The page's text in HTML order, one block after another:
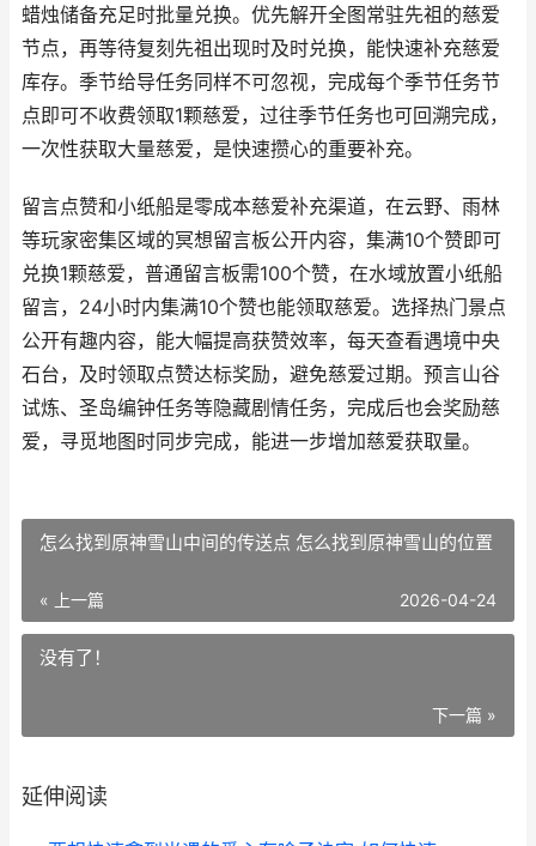
蜡烛储备充足时批量兑换。优先解开全图常驻先祖的慈爱
节点，再等待复刻先祖出现时及时兑换，能快速补充慈爱
库存。季节给导任务同样不可忽视，完成每个季节任务节
点即可不收费领取1颗慈爱，过往季节任务也可回溯完成，
一次性获取大量慈爱，是快速攒心的重要补充。
留言点赞和小纸船是零成本慈爱补充渠道，在云野、雨林
等玩家密集区域的冥想留言板公开内容，集满10个赞即可
兑换1颗慈爱，普通留言板需100个赞，在水域放置小纸船
留言，24小时内集满10个赞也能领取慈爱。选择热门景点
公开有趣内容，能大幅提高获赞效率，每天查看遇境中央
石台，及时领取点赞达标奖励，避免慈爱过期。预言山谷
试炼、圣岛编钟任务等隐藏剧情任务，完成后也会奖励慈
爱，寻觅地图时同步完成，能进一步增加慈爱获取量。
怎么找到原神雪山中间的传送点 怎么找到原神雪山的位置
« 上一篇 2026-04-24
没有了！
下一篇 »
延伸阅读